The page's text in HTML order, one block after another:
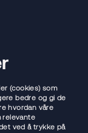
(cookies) som
bedre og gi de
hvordan våre
relevante
ved å trykke på